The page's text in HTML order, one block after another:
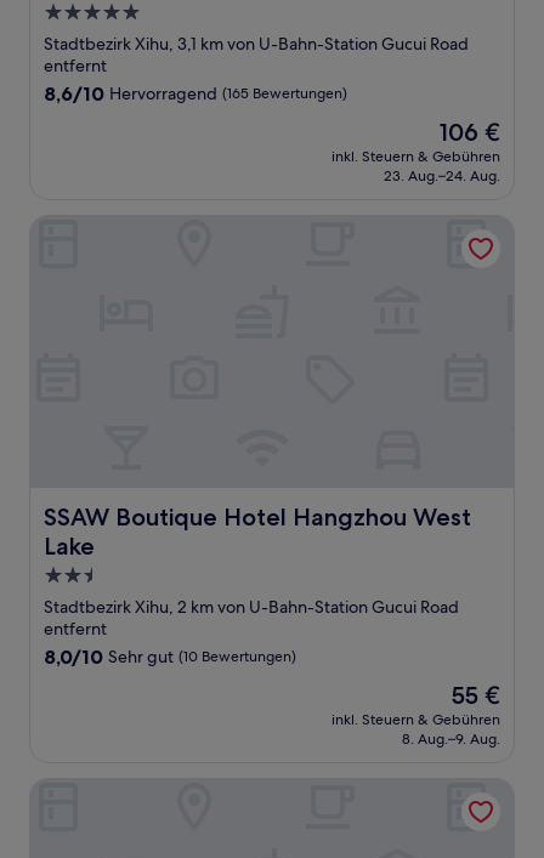
5.0-
Sterne-
Unterkunft
Stadtbezirk Xihu, 3,1 km von U-Bahn-Station Gucui Road
entfernt
8.6
8,6/10 Hervorragend (165 Bewertungen)
Der
Preis
beträgt
106 €
inkl. Steuern & Gebühren
23. Aug.–24. Aug.
SSAW Boutique Hotel Hangzhou West
Lake
SSAW Boutique Hotel Hangzhou West Lake
2.5-
Sterne-
Unterkunft
Stadtbezirk Xihu, 2 km von U-Bahn-Station Gucui Road
entfernt
8.0
Bewertungen)
8,0/10 Sehr gut (10 Bewertungen)
Der
Preis
beträgt
55 €
inkl. Steuern & Gebühren
8. Aug.–9. Aug.